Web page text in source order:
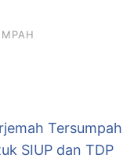
Tersumpah
SIUP dan TDP